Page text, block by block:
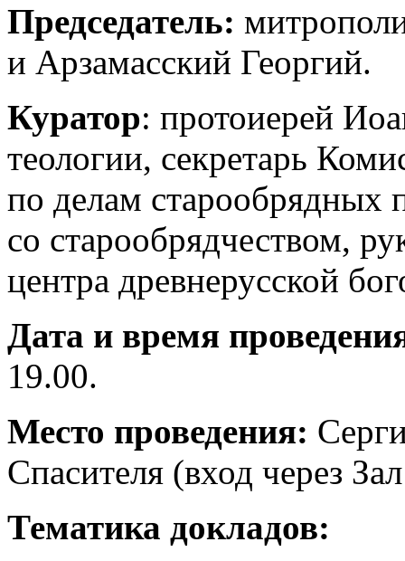
Председатель:
и Арзамасский Георгий.
Куратор: протоиерей
теологии, секретарь
по делам старообрядных
со старообрядчеством,
центра древнерусской
Дата и время
19.00.
Место проведения:
Спасителя (вход через
Тематика докладов: